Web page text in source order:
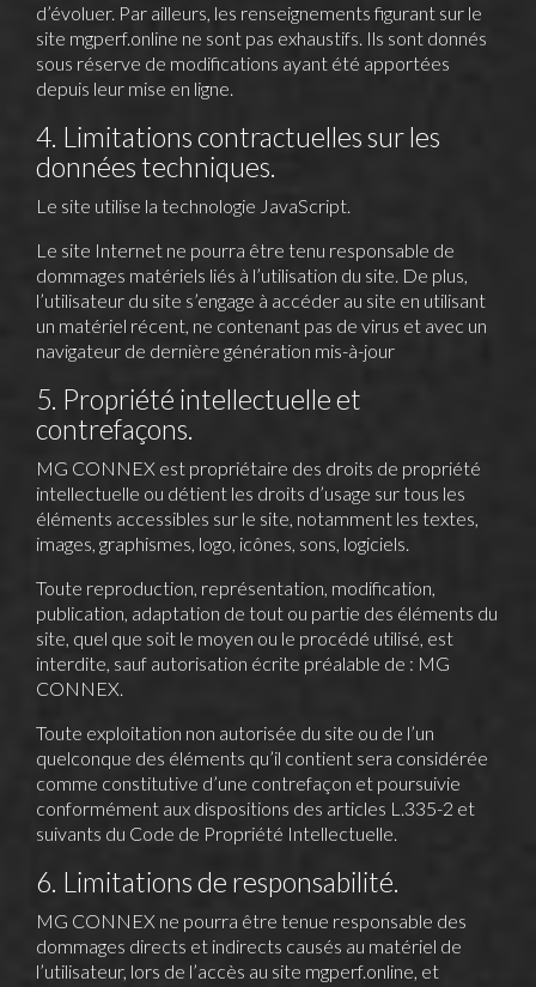
d’évoluer. Par ailleurs, les renseignements figurant sur le
site mgperf.online ne sont pas exhaustifs. Ils sont donnés
sous réserve de modifications ayant été apportées
depuis leur mise en ligne.
4. Limitations contractuelles sur les
données techniques.
Le site utilise la technologie JavaScript.
Le site Internet ne pourra être tenu responsable de
dommages matériels liés à l’utilisation du site. De plus,
l’utilisateur du site s’engage à accéder au site en utilisant
un matériel récent, ne contenant pas de virus et avec un
navigateur de dernière génération mis-à-jour
5. Propriété intellectuelle et
contrefaçons.
MG CONNEX est propriétaire des droits de propriété
intellectuelle ou détient les droits d’usage sur tous les
éléments accessibles sur le site, notamment les textes,
images, graphismes, logo, icônes, sons, logiciels.
Toute reproduction, représentation, modification,
publication, adaptation de tout ou partie des éléments du
site, quel que soit le moyen ou le procédé utilisé, est
interdite, sauf autorisation écrite préalable de : MG
CONNEX.
Toute exploitation non autorisée du site ou de l’un
quelconque des éléments qu’il contient sera considérée
comme constitutive d’une contrefaçon et poursuivie
conformément aux dispositions des articles L.335-2 et
suivants du Code de Propriété Intellectuelle.
6. Limitations de responsabilité.
MG CONNEX ne pourra être tenue responsable des
dommages directs et indirects causés au matériel de
l’utilisateur, lors de l’accès au site mgperf.online, et